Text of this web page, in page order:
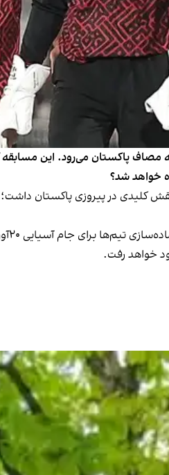
کریکت افغانستان در سومین دیدار مسابقات ۲۰‌آوره سه‌جانبه امارات، فردا (سه‌شنبه، ۱۱
حارث رئوف نقش کلیدی در پیروزی پاکستان
این
خواهد رفت.